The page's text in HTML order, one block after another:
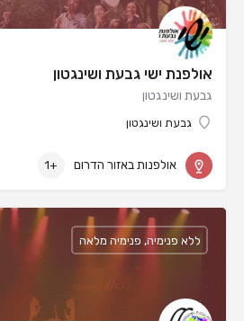
אולפנת ישי גבעת ושינגטון
גבעת ושינגטון
גבעת ושינגטון
אולפנות באזור הדרום +1
ללא פנימיה, פנימיה מלאה